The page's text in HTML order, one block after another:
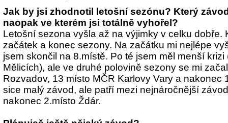
Jak by jsi zhodnotil letošní sezónu? Který
naopak ve kterém jsi totálně vyhořel?
Letošní sezona vyšla až na výjimky v celku dobře.
začátek a konec sezony. Na začátku mi nejlépe
jsem skončil na 8.místě. Po té jsem měl menší
Mělicích), ale ve druhé polovině sezony se mi
Rozvadov, 13 místo MČR Karlovy Vary a nakonec
sice malý závod, ale patří mezi nejnáročnější
nakonec 2.místo Ždár.